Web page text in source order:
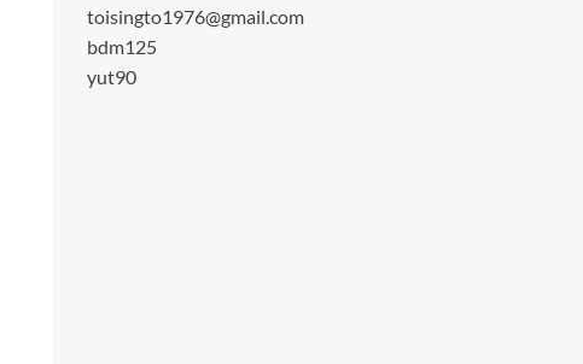
toisingto1976@gmail.com
bdm125
yut90